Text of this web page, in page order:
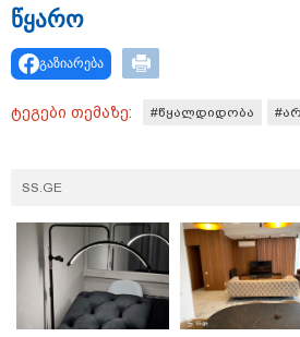
17:13 / 08-08-2026
"დასავლეთმა საქართველო ჩვენ
გეოპოლიტიკური ბრძოლის
გამოიყენა" - დიმიტრი მედვედევი
წყა­რო
გაზიარება
ტეგები თემაზე: #წყალდიდობა
SS.GE